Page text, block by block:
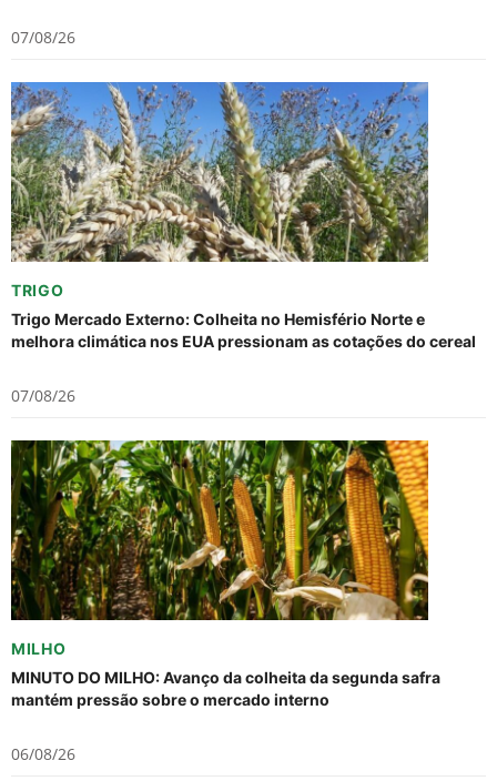
07/08/26
TRIGO
Trigo Mercado Externo: Colheita no Hemisfério Norte e
melhora climática nos EUA pressionam as cotações do cereal
07/08/26
MILHO
MINUTO DO MILHO: Avanço da colheita da segunda safra
mantém pressão sobre o mercado interno
06/08/26